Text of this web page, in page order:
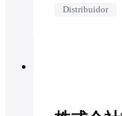
Distribuidor